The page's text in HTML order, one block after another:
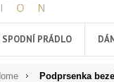
SPODNÍ PRÁDLO
Podprsenka